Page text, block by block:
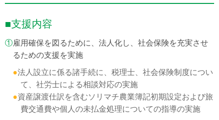
■支援内容
①雇用確保を図るために、法人化し、社会保険を充実させ
るための支援を実施
●法人設立に係る諸手続に、税理士、社会保険制度につい
て、社労士による相談対応の実施
●資産譲渡仕訳を含むソリマチ農業簿記初期設定および旅
費交通費や個人の未払金処理についての指導の実施